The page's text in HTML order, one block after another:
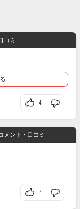
コミ
4
メント・口コミ
7